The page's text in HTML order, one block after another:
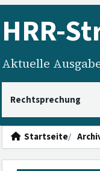
HRR-
Aktuelle
Startseite